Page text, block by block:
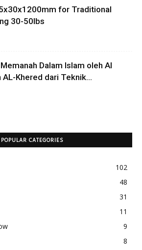
for Traditional
30-50lbs
Dalam Islam oleh Al
Khered dari Teknik...
POPULAR CATEGORIES
102
48
31
11
9
8